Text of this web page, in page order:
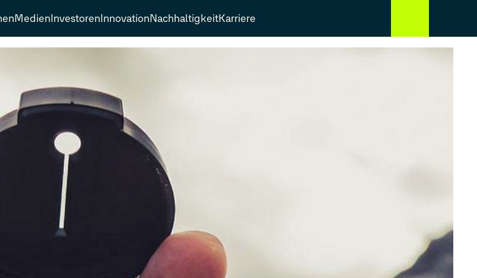
MedienInvestorenInnovationNachhaltigkeitKarriere